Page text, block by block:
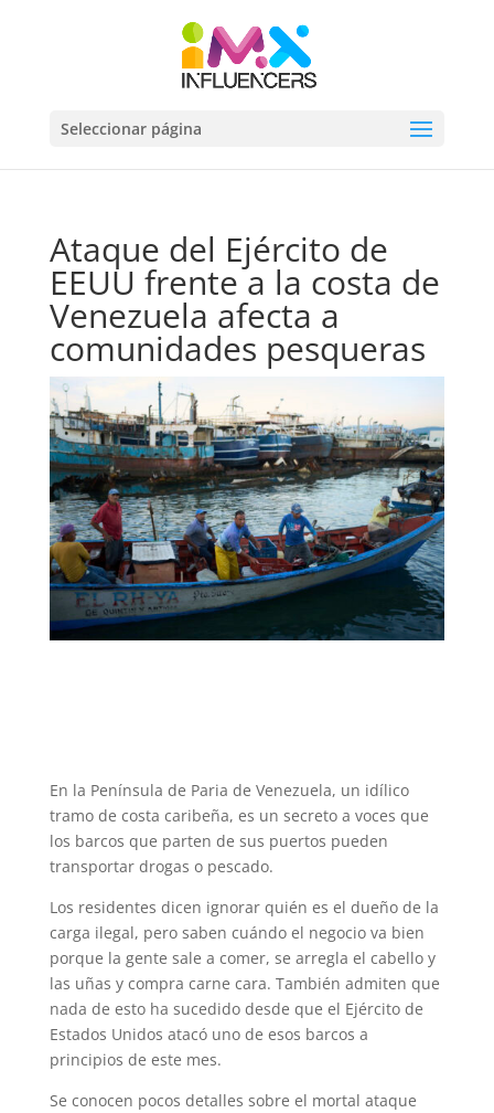
Seleccionar página
Ataque del Ejército de
EEUU frente a la costa de
Venezuela afecta a
comunidades pesqueras
En la Península de Paria de Venezuela, un idílico
tramo de costa caribeña, es un secreto a voces que
los barcos que parten de sus puertos pueden
transportar drogas o pescado.
Los residentes dicen ignorar quién es el dueño de la
carga ilegal, pero saben cuándo el negocio va bien
porque la gente sale a comer, se arregla el cabello y
las uñas y compra carne cara. También admiten que
nada de esto ha sucedido desde que el Ejército de
Estados Unidos atacó uno de esos barcos a
principios de este mes.
Se conocen pocos detalles sobre el mortal ataque